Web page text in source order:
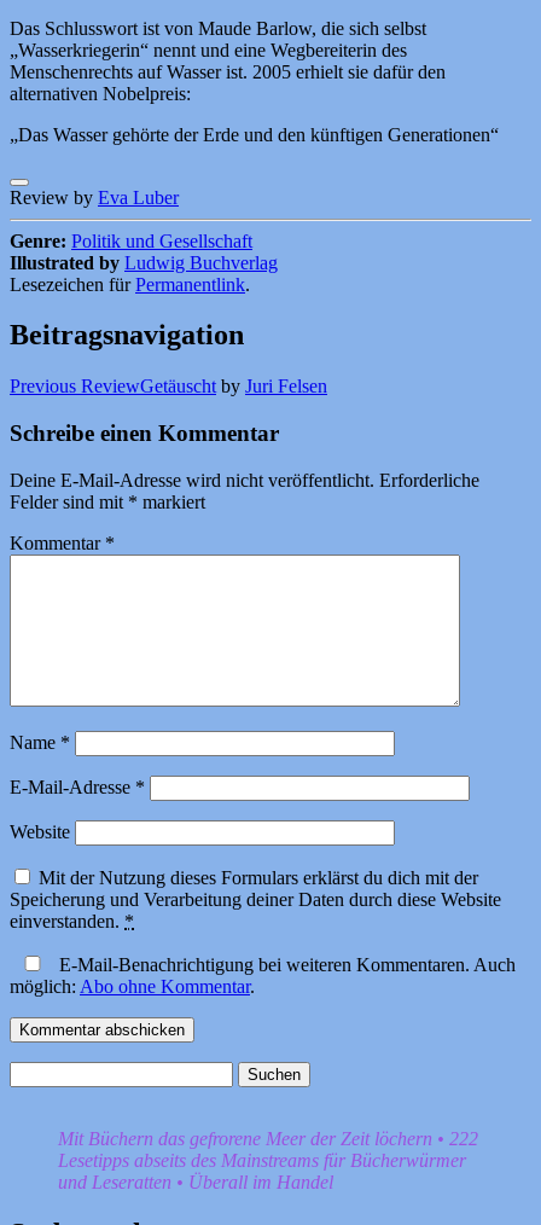
Das Schlusswort ist von Maude Barlow, die sich selbst
„Wasserkriegerin“ nennt und eine Wegbereiterin des
Menschenrechts auf Wasser ist. 2005 erhielt sie dafür den
alternativen Nobelpreis:
„Das Wasser gehörte der Erde und den künftigen Generationen“
Review by Eva Luber
Genre: Politik und Gesellschaft
Illustrated by Ludwig Buchverlag
Lesezeichen fürPermanentlink.
Beitragsnavigation
Previous ReviewGetäuscht by Juri Felsen
Schreibe einen Kommentar
Deine E-Mail-Adresse wird nicht veröffentlicht. Erforderliche
Felder sind mit * markiert
Kommentar *
Name *
E-Mail-Adresse *
Website
Mit der Nutzung dieses Formulars erklärst du dich mit der
Speicherung und Verarbeitung deiner Daten durch diese Website
einverstanden. *
E-Mail-Benachrichtigung bei weiteren Kommentaren. Auch
möglich: Abo ohne Kommentar.
nach:
Mit Büchern das gefrorene Meer der Zeit löchern • 222
Lesetipps abseits des Mainstreams für Bücherwürmer
und Leseratten • Überall im Handel